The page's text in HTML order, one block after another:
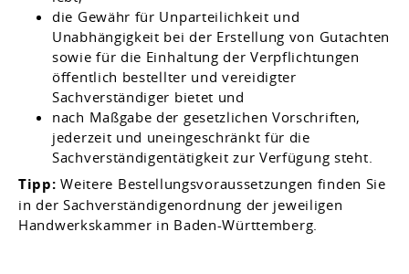
die Gewähr für Unparteilichkeit und
Unabhängigkeit bei der Erstellung von Gutachten
sowie für die Einhaltung der Verpflichtungen
öffentlich bestellter und vereidigter
Sachverständiger bietet und
nach Maßgabe der gesetzlichen Vorschriften,
jederzeit und uneingeschränkt für die
Sachverständigentätigkeit zur Verfügung steht.
Tipp: Weitere Bestellungsvoraussetzungen finden Sie
in der Sachverständigenordnung der jeweiligen
Handwerkskammer in Baden-Württemberg.